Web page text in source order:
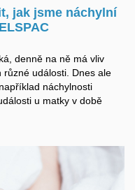
jak jsme náchylní
denně na ně má vliv
události. Dnes ale
náchylnosti
u matky v době